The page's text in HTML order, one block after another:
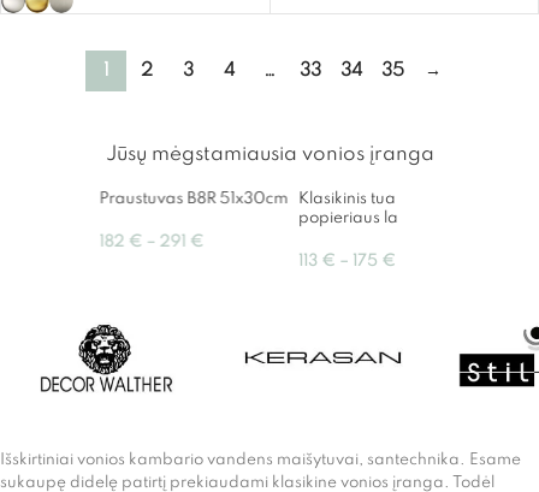
2 3 4 … 33 34 35 →
Jūsų mėgstamiausia vonios įranga
Praustuvas B8R 51x30cm
182 € – 291 €
Klasikinis tualetinio
popieriaus laikiklis FS235
113 € – 175 €
Išskirtiniai vonios kambario vandens maišytuvai, santechnika. Esame
sukaupę didelę patirtį prekiaudami klasikine vonios įranga. Todėl